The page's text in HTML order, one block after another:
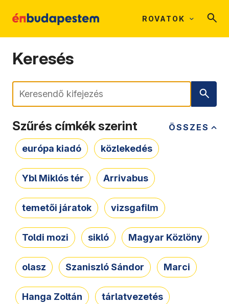
ROVATOK
Keresés
Keresés
ÖSSZES
Szűrés címkék szerint
európa kiadó közlekedés
Ybl Miklós tér Arrivabus
temetői járatok vizsgafilm
Toldi mozi sikló Magyar Közlöny
olasz Szaniszló Sándor Marci
Hanga Zoltán tárlatvezetés